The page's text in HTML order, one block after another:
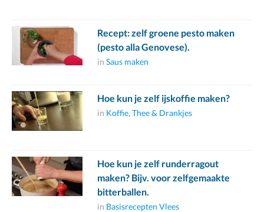
Recept: zelf groene pesto maken
(pesto alla Genovese).
in Saus maken
Hoe kun je zelf ijskoffie maken?
in Koffie, Thee & Drankjes
Hoe kun je zelf runderragout
maken? Bijv. voor zelfgemaakte
bitterballen.
in Basisrecepten Vlees